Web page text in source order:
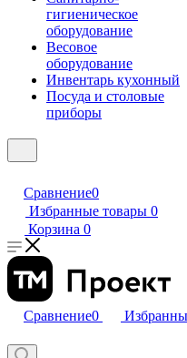
гигиеническое
оборудование
Весовое
оборудование
Инвентарь кухонный
Посуда и столовые
приборы
Сравнение0
Избранные товары 0
Корзина 0
Сравнение0